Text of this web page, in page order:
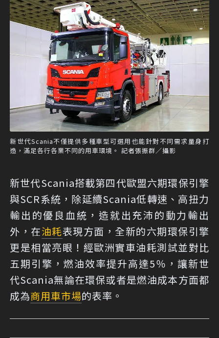
新世代Scania不僅提供多種車型可選用也能針對不同需求量身打
造，滿足各行各業不同的用車環境。 記者張振群／攝影
新世代Scania搭載第四代歐盟六期環保引擎
與SCR系統，除延續Scania低轉速、高扭力
輸出的優良血統，造就出充沛的動力輸出
外，在油耗表現方面，全新的六期環保引擎
更是相當亮眼！經歐洲實車油耗測試並對比
五期引擎，燃油效率提升高達5％，讓新世
代Scania無論在環保或者是燃油成本方面都
成為商用車市場的表率。